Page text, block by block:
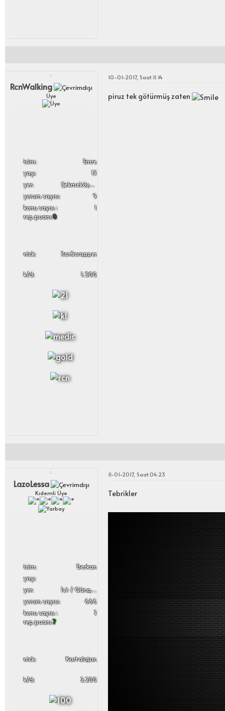
RcnWalking
Üye
i̇sim:
Emre
yaşı:
17
yer:
Çekmeköy/İstanbul
yorum sayısı:
9
konu sayısı :
1
rep puanı:0
nick: RcnScrapper
k/d: 1.500
10-01-2017, Saat:11:14
piruz tek götürmüş zaten
LazoLessa
Kıdemli Üye
i̇sim:
Berkan
yaşı:
yer:
İst / Güngören
yorum sayısı:
666
konu sayısı :
7
rep puanı:7
nick: Kartalajan
k/d: 2.200
11-01-2017, Saat:04:23
Tebrikler